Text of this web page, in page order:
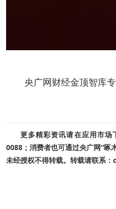
央广网财经金顶智库
更多精彩资讯请在应用市场
0088；消费者也可通过央广网“啄
未经授权不得转载。转载请联系